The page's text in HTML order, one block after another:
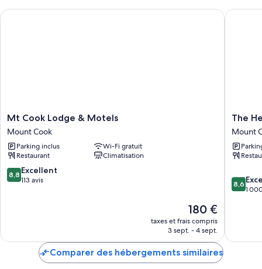
Mt
Cook
Lodge
&
Motels
Mount
Cook
Mt Cook Lodge & Motels
Mount Cook
Parking inclus
Wi-Fi gratuit
Restaurant
Climatisation
8.8
sur
8,8 Excellent
113 avis
Le
nouveau
prix
de
180 €
taxes et frais compris
3 sept. - 4 sept.
Mt Cook Lodge & Motels
The
Hotel
Mount
Cook
Cook
The
Mount
8.6
sur
8,6
1
The
Comparer des hébergements similaires